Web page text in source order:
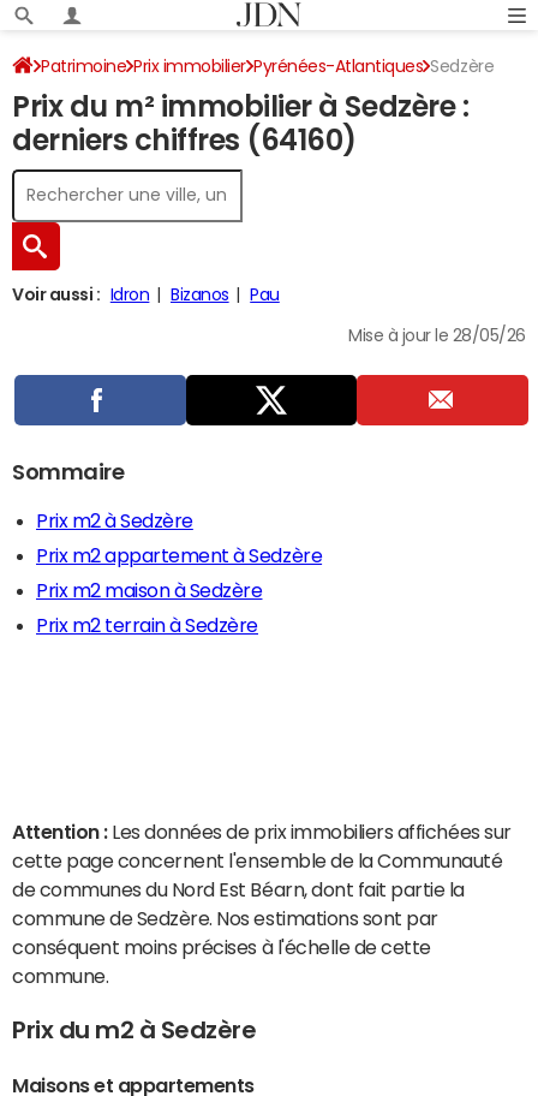
Patrimoine Prix immobilier Pyrénées-Atlantiques Sedzère
Prix du m² immobilier à Sedzère :
derniers chiffres (64160)
Voir aussi : Idron Bizanos Pau
Mise à jour le 28/05/26
Sommaire
Prix m2 à Sedzère
Prix m2 appartement à Sedzère
Prix m2 maison à Sedzère
Prix m2 terrain à Sedzère
Attention : Les données de prix immobiliers affichées sur
cette page concernent l'ensemble de la Communauté
de communes du Nord Est Béarn, dont fait partie la
commune de Sedzère. Nos estimations sont par
conséquent moins précises à l'échelle de cette
commune.
Prix du m2 à Sedzère
Maisons et appartements